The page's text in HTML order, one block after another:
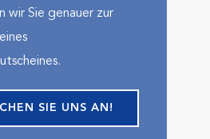
wir Sie genauer zur
SIE UNS AN!